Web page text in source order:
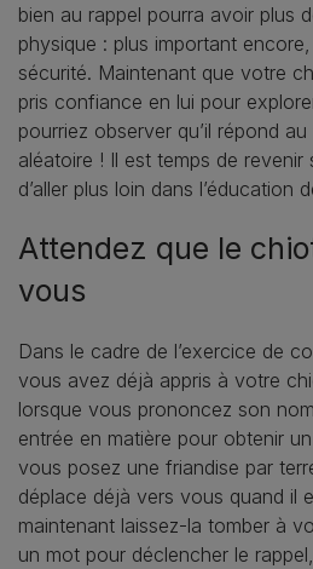
bien au rappel pourra avoir plus
physique : plus important
sécurité. Maintenant que votre
pris confiance en lui pour
pourriez observer qu’il répond
aléatoire ! Il est temps de
d’aller plus loin dans l’éducation
Attendez que le
vous
Dans le cadre de l’exercice de
vous avez déjà appris à votre
lorsque vous prononcez son
entrée en matière pour obtenir
vous posez une friandise par
déplace déjà vers vous quand il
maintenant laissez-la tomber à
un mot pour déclencher le